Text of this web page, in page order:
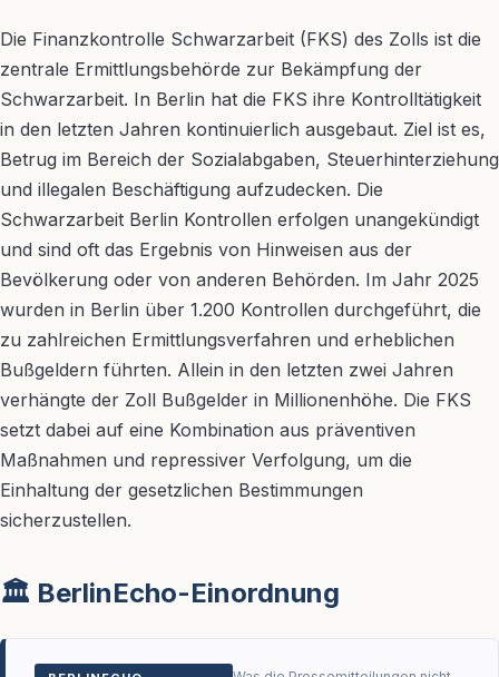
Die Finanzkontrolle Schwarzarbeit (FKS) des Zolls ist die
zentrale Ermittlungsbehörde zur Bekämpfung der
Schwarzarbeit. In Berlin hat die FKS ihre Kontrolltätigkeit
in den letzten Jahren kontinuierlich ausgebaut. Ziel ist es,
Betrug im Bereich der Sozialabgaben, Steuerhinterziehung
und illegalen Beschäftigung aufzudecken. Die
Schwarzarbeit Berlin Kontrollen erfolgen unangekündigt
und sind oft das Ergebnis von Hinweisen aus der
Bevölkerung oder von anderen Behörden. Im Jahr 2025
wurden in Berlin über 1.200 Kontrollen durchgeführt, die
zu zahlreichen Ermittlungsverfahren und erheblichen
Bußgeldern führten. Allein in den letzten zwei Jahren
verhängte der Zoll Bußgelder in Millionenhöhe. Die FKS
setzt dabei auf eine Kombination aus präventiven
Maßnahmen und repressiver Verfolgung, um die
Einhaltung der gesetzlichen Bestimmungen
sicherzustellen.
🏛️ BerlinEcho-Einordnung